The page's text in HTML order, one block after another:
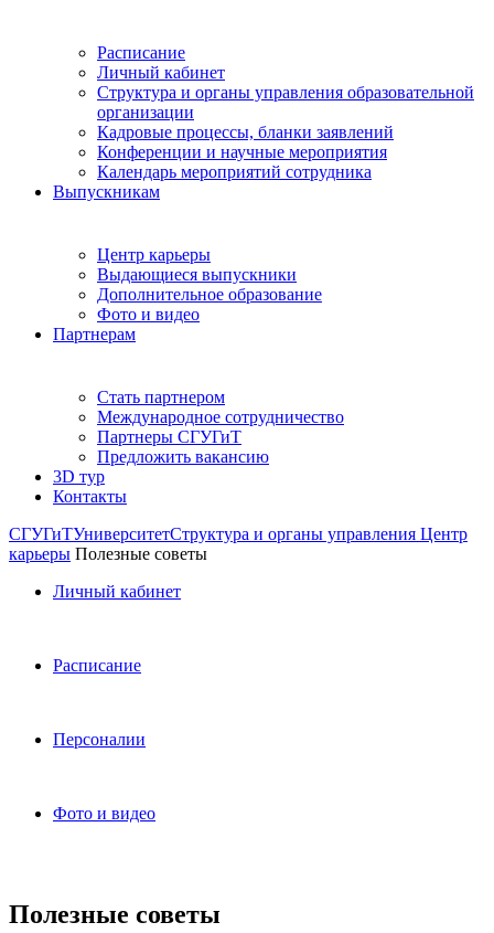
Расписание
Личный кабинет
Структура и органы управления образовательной
организации
Кадровые процессы, бланки заявлений
Конференции и научные мероприятия
Календарь мероприятий сотрудника
Выпускникам
Центр карьеры
Выдающиеся выпускники
Дополнительное образование
Фото и видео
Партнерам
Стать партнером
Международное сотрудничество
Партнеры СГУГиТ
Предложить вакансию
3D тур
Контакты
СГУГиТУниверситетСтруктура и органы управления Центр
карьеры Полезные советы
Личный кабинет
Расписание
Персоналии
Фото и видео
Полезные советы